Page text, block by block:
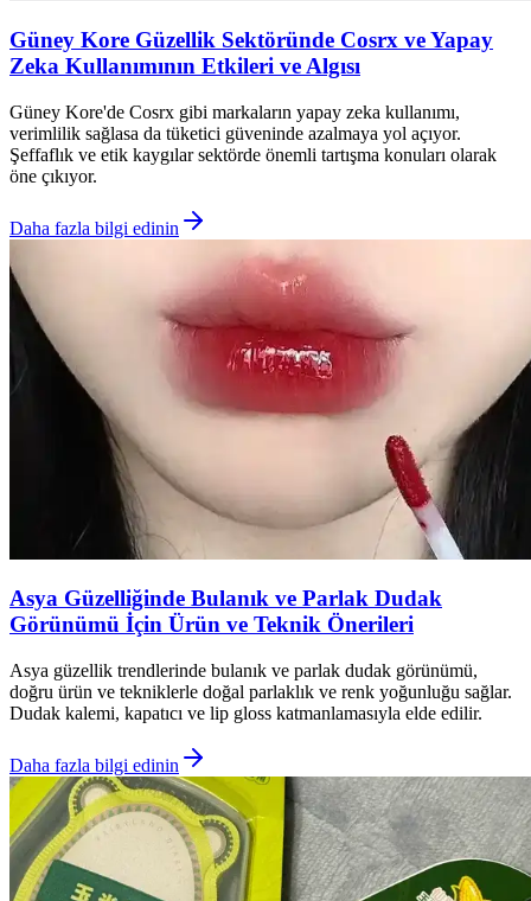
Güney Kore Güzellik Sektöründe Cosrx ve Yapay
Zeka Kullanımının Etkileri ve Algısı
Güney Kore'de Cosrx gibi markaların yapay zeka kullanımı,
verimlilik sağlasa da tüketici güveninde azalmaya yol açıyor.
Şeffaflık ve etik kaygılar sektörde önemli tartışma konuları olarak
öne çıkıyor.
Daha fazla bilgi edinin
Asya Güzelliğinde Bulanık ve Parlak Dudak
Görünümü İçin Ürün ve Teknik Önerileri
Asya güzellik trendlerinde bulanık ve parlak dudak görünümü,
doğru ürün ve tekniklerle doğal parlaklık ve renk yoğunluğu sağlar.
Dudak kalemi, kapatıcı ve lip gloss katmanlamasıyla elde edilir.
Daha fazla bilgi edinin